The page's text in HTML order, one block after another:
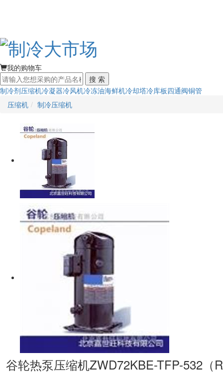
我的购物车
搜 索
制冷剂压缩机冷凝器冷风机冷冻油海鲜机冷却塔冷库板四通阀铜管
压缩机
制冷压缩机
谷轮热泵压缩机ZWD72KBE-TFP-532（